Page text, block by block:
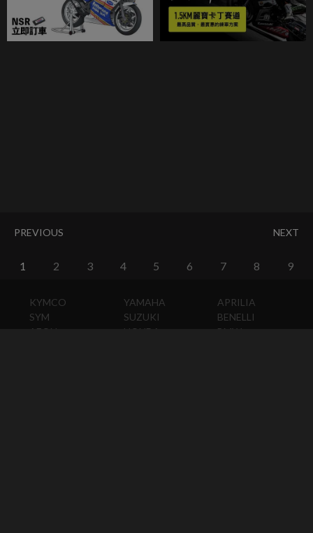
PREVIOUS NEXT
1 2 3 4 5 6 7 8 9
KYMCO
SYM
AEON
YAMAHA
SUZUKI
HONDA
APRILIA
BENELLI
BMW